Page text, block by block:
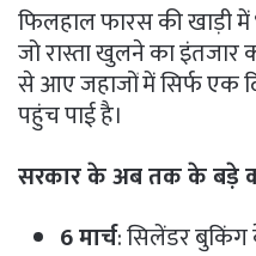
फिलहाल फारस की खाड़ी
जो रास्ता खुलने का इंतजार
से आए जहाजों में सिर्फ एक
पहुंच पाई है।
सरकार के अब तक के बड़े
6 मार्च: सिलेंडर बुकिंग